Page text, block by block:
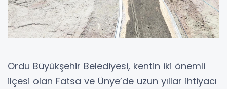
Ordu Büyükşehir Belediyesi, kentin iki önemli
ilçesi olan Fatsa ve Ünye’de uzun yıllar ihtiyacı